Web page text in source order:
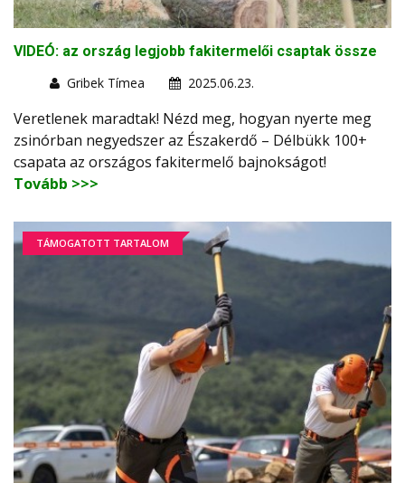
VIDEÓ: az ország legjobb fakitermelői csaptak össze
Gribek Tímea
2025.06.23.
Veretlenek maradtak! Nézd meg, hogyan nyerte meg
zsinórban negyedszer az Északerdő – Délbükk 100+
csapata az országos fakitermelő bajnokságot!
Tovább >>>
TÁMOGATOTT TARTALOM